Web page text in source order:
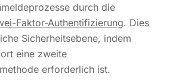
durch die
Faktor-Authentifizierung. Dies
Sicherheitsebene, indem
eine zweite
erforderlich ist.